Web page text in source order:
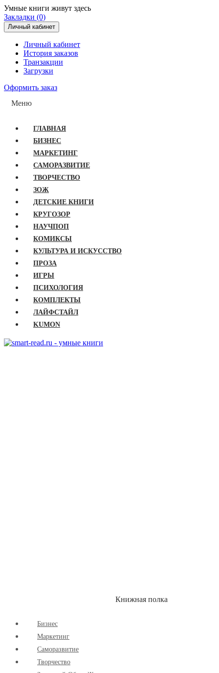
Умные книги живут здесь
Закладки (0)
Личный кабинет
Личный кабинет
История заказов
Транзакции
Загрузки
Оформить заказ
Меню
ГЛАВНАЯ
БИЗНЕС
МАРКЕТИНГ
САМОРАЗВИТИЕ
ТВОРЧЕСТВО
ЗОЖ
ДЕТСКИЕ КНИГИ
КРУГОЗОР
НАУЧПОП
КОМИКСЫ
КУЛЬТУРА И ИСКУССТВО
ПРОЗА
ИГРЫ
ПСИХОЛОГИЯ
КОМПЛЕКТЫ
ЛАЙФСТАЙЛ
KUMON
Книжная полка
Бизнес
Маркетинг
Cаморазвитие
Творчество